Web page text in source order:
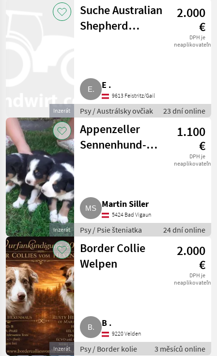
Inzerát
Suche Australian
Shepherd
2.000
€
DPH je
neaplikovateľné
E .
9613 Feistritz/Gail
Psy / Austrálsky ovčiak 23 dní online
Inzerát
Appenzeller
Sennenhund-
1.100
€
DPH je
neaplikovateľné
Martin Siller
5424 Bad Vigaun
Psy / Psie šteniatka 24 dní online
Inzerát
Border Collie
Welpen
2.000
€
DPH je
neaplikovateľné
B .
9220 Velden
Psy / Border kolie 3 měsíců online